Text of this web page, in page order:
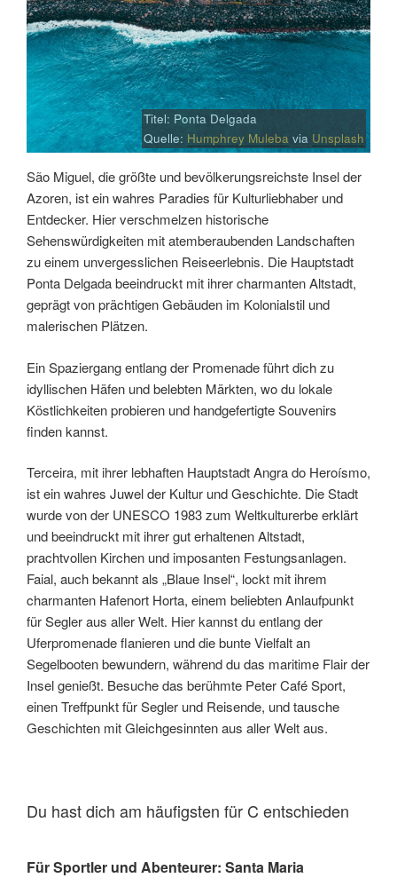
Titel: Ponta Delgada
Quelle: Humphrey Muleba via Unsplash
São Miguel, die größte und bevölkerungsreichste Insel der
Azoren, ist ein wahres Paradies für Kulturliebhaber und
Entdecker. Hier verschmelzen historische
Sehenswürdigkeiten mit atemberaubenden Landschaften
zu einem unvergesslichen Reiseerlebnis. Die Hauptstadt
Ponta Delgada beeindruckt mit ihrer charmanten Altstadt,
geprägt von prächtigen Gebäuden im Kolonialstil und
malerischen Plätzen.
Ein Spaziergang entlang der Promenade führt dich zu
idyllischen Häfen und belebten Märkten, wo du lokale
Köstlichkeiten probieren und handgefertigte Souvenirs
finden kannst.
Terceira, mit ihrer lebhaften Hauptstadt Angra do Heroísmo,
ist ein wahres Juwel der Kultur und Geschichte. Die Stadt
wurde von der UNESCO 1983 zum Weltkulturerbe erklärt
und beeindruckt mit ihrer gut erhaltenen Altstadt,
prachtvollen Kirchen und imposanten Festungsanlagen.
Faial, auch bekannt als „Blaue Insel“, lockt mit ihrem
charmanten Hafenort Horta, einem beliebten Anlaufpunkt
für Segler aus aller Welt. Hier kannst du entlang der
Uferpromenade flanieren und die bunte Vielfalt an
Segelbooten bewundern, während du das maritime Flair der
Insel genießt. Besuche das berühmte Peter Café Sport,
einen Treffpunkt für Segler und Reisende, und tausche
Geschichten mit Gleichgesinnten aus aller Welt aus.
Du hast dich am häufigsten für C entschieden
Für Sportler und Abenteurer: Santa Maria